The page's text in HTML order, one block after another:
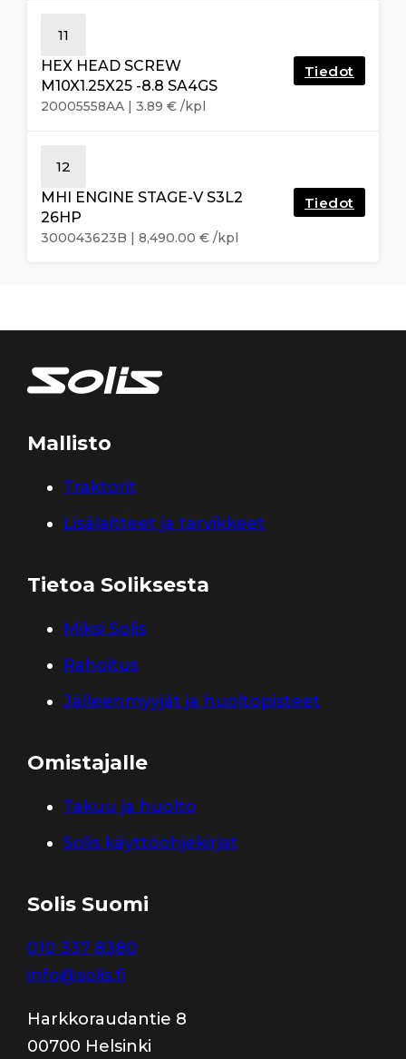
11
HEX HEAD SCREW
M10X1.25X25 -8.8 SA4GS
20005558AA | 3.89 € /kpl
Tiedot
12
MHI ENGINE STAGE-V S3L2
26HP
300043623B | 8,490.00 € /kpl
Tiedot
Mallisto
Traktorit
Lisälaitteet ja tarvikkeet
Tietoa Soliksesta
Miksi Solis
Rahoitus
Jälleenmyyjät ja huoltopisteet
Omistajalle
Takuu ja huolto
Solis käyttöohjekirjat
Solis Suomi
010 337 8380
info@solis.fi
Harkkoraudantie 8
00700 Helsinki